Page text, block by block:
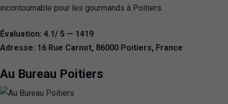
incontournable pour les gourmands à Poitiers.
Évaluation: 4.1/ 5 — 1419
Adresse: 16 Rue Carnot, 86000 Poitiers, France
Au Bureau Poitiers